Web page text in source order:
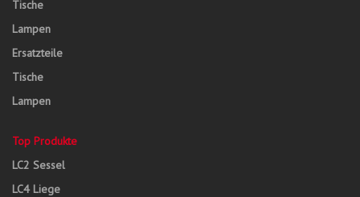
Tische
Lampen
Ersatzteile
Tische
Lampen
Top Produkte
LC2 Sessel
LC4 Liege